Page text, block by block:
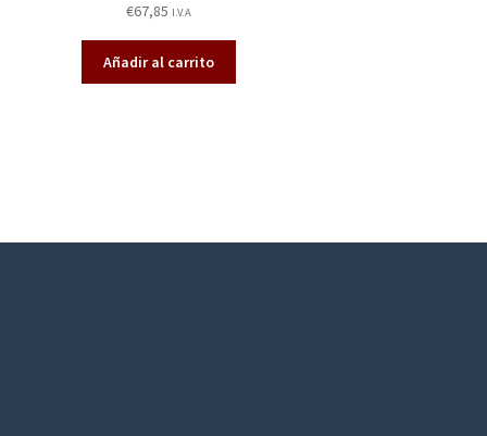
3.60
de 5
€67,85 I.V.A
Añadir al carrito